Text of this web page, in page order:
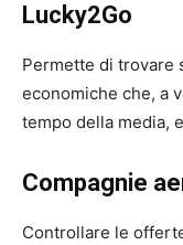
Lucky2Go
Permette di trovare
economiche che, a
tempo della media,
Compagnie
Controllare le